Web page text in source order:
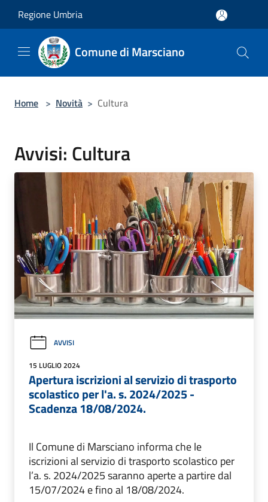
Regione Umbria
Comune di Marsciano
Home > Novità > Cultura
Avvisi: Cultura
AVVISI
15 LUGLIO 2024
Apertura iscrizioni al servizio di trasporto
scolastico per l'a. s. 2024/2025 -
Scadenza 18/08/2024.
Il Comune di Marsciano informa che le
iscrizioni al servizio di trasporto scolastico per
l’a. s. 2024/2025 saranno aperte a partire dal
15/07/2024 e fino al 18/08/2024.